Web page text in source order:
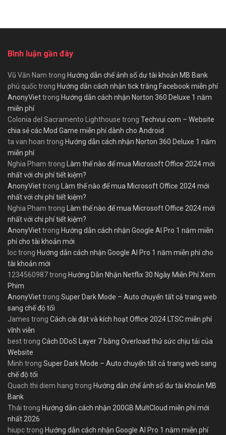
Bình luận gần đây
Vũ Văn Nam trong Hướng dẫn chế ảnh số dư tài khoản MB Bank
phú quốctrong Hướng dẫn cách nhận tick trắng Facebook miễn phí
AnonyViettrong Hướng dẫn cách nhận Norton 360 Deluxe 1 năm
miễn phí
Colonia del Sacramento Lighthouse trong Techvui.com – Website
chia sẻ các Mod Game miễn phí dành cho Android
ta van hoan trong Hướng dẫn cách nhận Norton 360 Deluxe 1 năm
miễn phí
Nghia Pham trong Làm thế nào để mua Microsoft Office 2024 mới
nhất với chi phí tiết kiệm?
AnonyViettrong Làm thế nào để mua Microsoft Office 2024 mới
nhất với chi phí tiết kiệm?
Nghia Pham trong Làm thế nào để mua Microsoft Office 2024 mới
nhất với chi phí tiết kiệm?
AnonyViettrong Hướng dẫn cách nhận Google AI Pro 1 năm miễn
phí cho tài khoản mới
loctrong Hướng dẫn cách nhận Google AI Pro 1 năm miễn phí cho
tài khoản mới
1234560987trong Hướng Dẫn Nhận Netflix 30 Ngày Miễn Phí Xem
Phim
AnonyViettrong Super Dark Mode – Auto chuyển tất cả trang web
sang chế độ tối
James trong Cách cài đặt và kích hoạt Office 2024 LTSC miễn phí
vĩnh viễn
besttrong Cách DDoS Layer 7 bằng Overload thử sức chịu tải của
Website
Minh trong Super Dark Mode – Auto chuyển tất cả trang web sang
chế độ tối
Quach thi diem hang trong Hướng dẫn chế ảnh số dư tài khoản MB
Bank
Thái trong Hướng dẫn cách nhận 200GB MultCloud miễn phí mới
nhất 2026
hiupctrong Hướng dẫn cách nhận Google AI Pro 1 năm miễn phí